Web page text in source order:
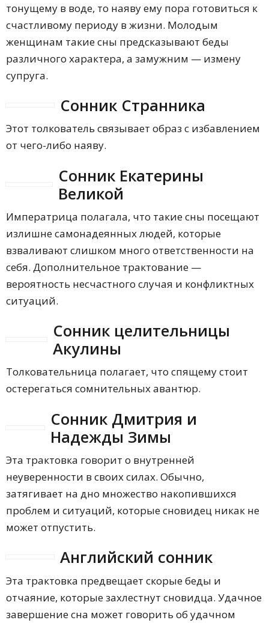
тонущему в воде, то наяву ему пора готовиться к
счастливому периоду в жизни. Молодым
женщинам такие сны предсказывают беды
различного характера, а замужним — измену
супруга.
Сонник Странника
Этот толкователь связывает образ с избавлением
от чего-либо наяву.
Сонник Екатерины
Великой
Императрица полагала, что такие сны посещают
излишне самонадеянных людей, которые
взваливают слишком много ответственности на
себя. Дополнительное трактование —
вероятность несчастного случая и конфликтных
ситуаций.
Сонник целительницы
Акулины
Толковательница полагает, что спящему стоит
остерегаться сомнительных авантюр.
Сонник Дмитрия и
Надежды Зимы
Эта трактовка говорит о внутренней
неуверенности в своих силах. Обычно,
затягивает на дно множество накопившихся
проблем и ситуаций, которые сновидец никак не
может отпустить.
Английский сонник
Эта трактовка предвещает скорые беды и
отчаяние, которые захлестнут сновидца. Удачное
завершение сна может говорить об удачном